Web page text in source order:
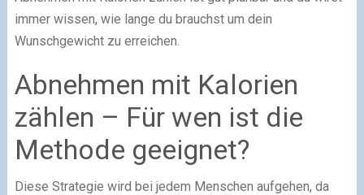
immer wissen, wie lange du brauchst um dein
Wunschgewicht zu erreichen.
Abnehmen mit Kalorien
zählen – Für wen ist die
Methode geeignet?
Diese Strategie wird bei jedem Menschen aufgehen, da